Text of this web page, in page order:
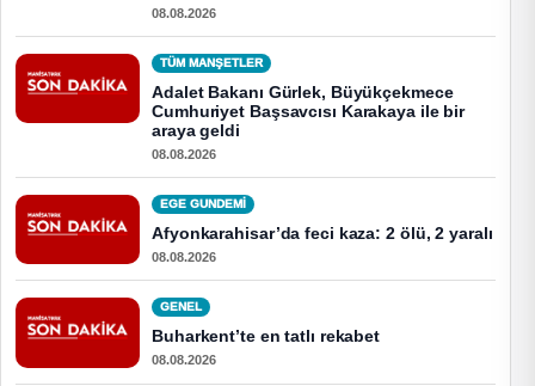
08.08.2026
TÜM MANŞETLER
Adalet Bakanı Gürlek, Büyükçekmece
Cumhuriyet Başsavcısı Karakaya ile bir
araya geldi
08.08.2026
EGE GUNDEMİ
Afyonkarahisar’da feci kaza: 2 ölü, 2 yaralı
08.08.2026
GENEL
Buharkent’te en tatlı rekabet
08.08.2026